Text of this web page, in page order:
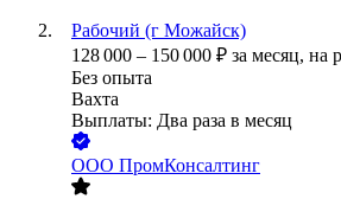
Рабочий (г Можайск)
128 000 – 150 000 ₽ за месяц, на
Без опыта
Вахта
Выплаты: Два раза в месяц
ООО ПромКонсалтинг